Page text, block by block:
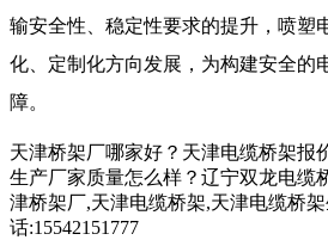
输安全性、稳定性要求的提升，喷塑
化、定制化方向发展，为构建安全的
障。​
天津桥架厂哪家好？天津电缆桥架报
生产厂家质量怎么样？辽宁双龙电缆
津桥架厂,天津电缆桥架,天津电缆桥
话:15542151777